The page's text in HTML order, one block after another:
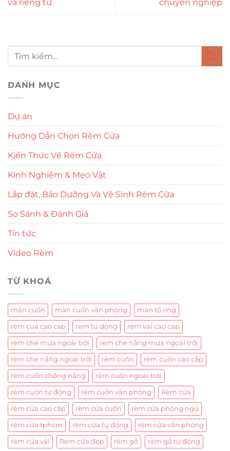
và riêng tư
chuyên nghiệp
DANH MỤC
Dự án
Hướng Dẫn Chọn Rèm Cửa
Kiến Thức Về Rèm Cửa
Kinh Nghiệm & Mẹo Vặt
Lắp đặt, Bảo Dưỡng Và Vệ Sinh Rèm Cửa
So Sánh & Đánh Giá
Tin tức
Video Rèm
TỪ KHOÁ
màn cuốn màn cuốn văn phòng màn tổ ong
rem cua cao cap rem tu dong rem vai cao cap
rèm che mưa ngoài trời rèm che nắng mưa ngoài trời
rèm che nắng ngoài trời rèm cuốn rèm cuốn cao cấp
rèm cuốn chống nắng rèm cuốn ngoài trời
rèm cuốn tự động rèm cuốn văn phòng Rèm cửa
rèm cửa cao cấp rèm cửa cuốn rèm cửa phòng ngủ
rèm cửa tphcm rèm cửa tự động rèm cửa văn phòng
rèm cửa vải Rèm cửa đẹp rèm gỗ rèm gỗ tự động